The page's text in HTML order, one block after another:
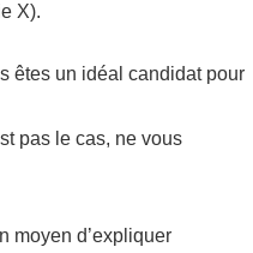
X).
êtes un idéal candidat pour
pas le cas, ne vous
moyen d’expliquer